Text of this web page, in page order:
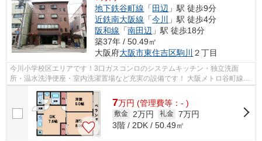
地下鉄谷町線 「 田辺 」駅 徒歩9分
近鉄南大阪線 「今川
」駅 徒歩4分
阪和線 「南田辺 」駅 徒歩18分
築37年 / 50.49㎡
大阪府大阪市東住吉区駒川 ２丁目
今川小学校区エリアです！3口ガスコンロのシステムキッチン・独立洗面
所・温水洗浄便座・室内洗濯置場など充実の設備です！ 大阪メトロ谷町線の
7万円 (管理費等：- )
敷金 2万円 礼金 7万円
3階 / 2DK / 50.49㎡